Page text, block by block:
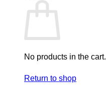
No products in the cart.
Return to shop